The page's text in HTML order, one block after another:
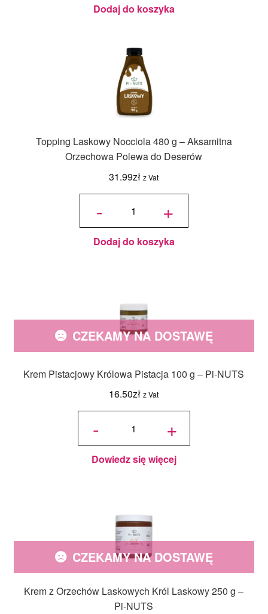
Dodaj do koszyka
Topping Laskowy Nocciola 480 g – Aksamitna
Orzechowa Polewa do Deserów
31.99zł z Vat
-
ilość
Nocciola
480 g –
Orzechowa
Polewa do
+
Dodaj do koszyka
Krem Pistacjowy Królowa Pistacja 100 g – Pi-NUTS
16.50zł z Vat
CZEKAMY NA DOSTAWĘ
-
ilość Krem
Pistacja
100 g – Pi-
NUTS +
Dowiedz się więcej
Krem z Orzechów Laskowych Król Laskowy 250 g –
Pi-NUTS
CZEKAMY NA DOSTAWĘ